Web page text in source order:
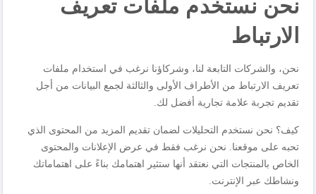
ما لبى توقعاتي
60%
تصنيف
60%
السعر
60%
طقم القدور ما لبّى توقعاتي، خاصة إنه من تيفال. يترك بقع مزعجة
للنظر. لكن خفيف الوزن.
مراجعة بواسطة
Guler نُشر في
الارتباط
نحن، والشركات التابعة لنا، وشركاؤنا نرغب في استخدام ملفات
تعريف الارتباط من الأطراف الأولى والثالثة لجمع البيانات من أجل
تقديم تجربة علامة تجارية أفضل لك.
كيف؟ نحن نستخدم التحليلات لضمان تقديم المزيد من المحتوى الذي
تحبه على موقعنا. نحن نرغب فقط في عرض الإعلانات والمحتوى
الخاص بالمنتجات التي نعتقد أنها ستثير اهتمامك بناءً على اهتماماتك
ونشاطك عبر الإنترنت.